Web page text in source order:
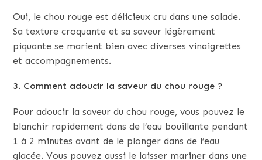
Oui, le chou rouge est délicieux cru dans une salade.
Sa texture croquante et sa saveur légèrement
piquante se marient bien avec diverses vinaigrettes
et accompagnements.
3. Comment adoucir la saveur du chou rouge ?
Pour adoucir la saveur du chou rouge, vous pouvez le
blanchir rapidement dans de l’eau bouillante pendant
1 à 2 minutes avant de le plonger dans de l’eau
glacée. Vous pouvez aussi le laisser mariner dans une